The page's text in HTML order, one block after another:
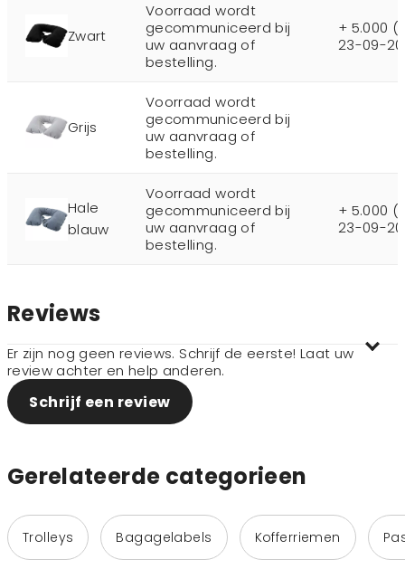
Zwart
Voorraad wordt
gecommuniceerd bij
uw aanvraag of
bestelling.
+ 5.000
23-09-
Grijs
Voorraad wordt
gecommuniceerd bij
uw aanvraag of
bestelling.
Hale
blauw
Voorraad wordt
gecommuniceerd bij
uw aanvraag of
bestelling.
+ 5.000
23-09-
Reviews
Er zijn nog geen reviews. Schrijf de eerste! Laat uw
review achter en help anderen.
Schrijf een review
Gerelateerde categorieen
Trolleys Bagagelabels Kofferriemen